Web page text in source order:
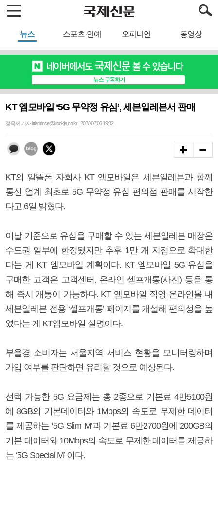
뉴스 스포츠·연예 오피니언 동영상
KT 엠모바일 ‘5G 무약정 유심’, 세븐일레븐서 판매
정옥재 기자 littleprince@kookje.co.kr | 2020.02.06 19:32
KT의 알뜰폰 자회사 KT 엠모바일은 세븐일레븐과 함께
통신 업계 최초로 5G 무약정 유심 편의점 판매를 시작한
다고 6일 밝혔다.
이날 기준으로 유심을 구매할 수 있는 세븐일레븐 매장은
수도권 일부에 한정됐지만 추후 1만 개 지점으로 확대한
다는 게 KT 엠모바일 계획이다. KT 엠모바일 5G 유심을
구매한 고객은 고객센터, 온라인 셀프개통(사진) 등을 통
해 즉시 개통이 가능하다. KT 엠모바일 직영 온라인몰 내
세븐일레븐 전용 ‘셀프개통’ 페이지를 개설해 편의성을 높
였다는 게 KT엠모바일 설명이다.
부울경 소비자는 서울지역 서비스 현황을 모니터링하며
가입 여부를 판단하면 유리할 것으로 예상된다.
선택 가능한 5G 요금제는 총 2종으로 기본료 4만5100원
에 8GB의 기본데이터와 1Mbps의 속도로 무제한 데이터
를 제공하는 ‘5G Slim M’과 기본료 6만2700원에 200GB의
기본 데이터와 10Mbps의 속도로 무제한 데이터를 제공하
는 ‘5G Special M’ 이다.